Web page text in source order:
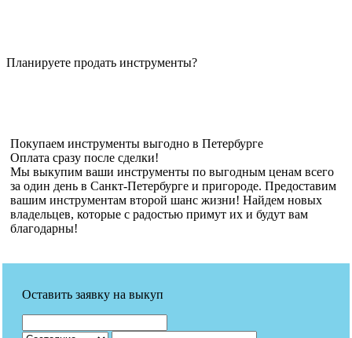
Планируете продать инструменты?
Покупаем инструменты выгодно в Петербурге
Оплата сразу после сделки!
Мы выкупим ваши инструменты по выгодным ценам всего
за один день в Санкт-Петербурге и пригороде. Предоставим
вашим инструментам второй шанс жизни! Найдем новых
владельцев, которые с радостью примут их и будут вам
благодарны!
Оставить заявку на выкуп